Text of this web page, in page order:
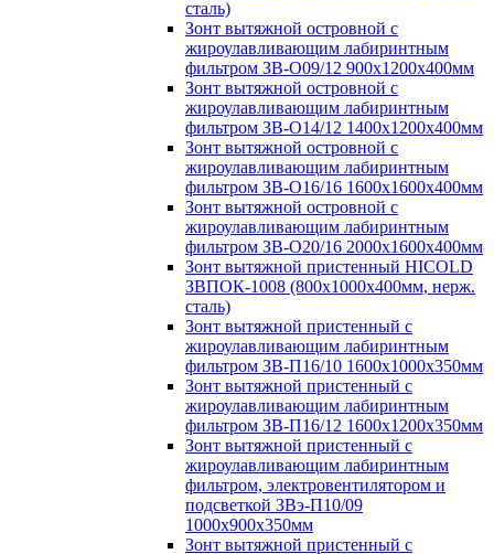
сталь)
Зонт вытяжной островной с
жироулавливающим лабиринтным
фильтром ЗВ-О09/12 900х1200х400мм
Зонт вытяжной островной с
жироулавливающим лабиринтным
фильтром ЗВ-О14/12 1400х1200х400мм
Зонт вытяжной островной с
жироулавливающим лабиринтным
фильтром ЗВ-О16/16 1600х1600х400мм
Зонт вытяжной островной с
жироулавливающим лабиринтным
фильтром ЗВ-О20/16 2000х1600х400мм
Зонт вытяжной пристенный HICOLD
ЗВПОК-1008 (800х1000х400мм, нерж.
сталь)
Зонт вытяжной пристенный с
жироулавливающим лабиринтным
фильтром ЗВ-П16/10 1600х1000х350мм
Зонт вытяжной пристенный с
жироулавливающим лабиринтным
фильтром ЗВ-П16/12 1600х1200х350мм
Зонт вытяжной пристенный с
жироулавливающим лабиринтным
фильтром, электровентилятором и
подсветкой ЗВэ-П10/09
1000х900х350мм
Зонт вытяжной пристенный с